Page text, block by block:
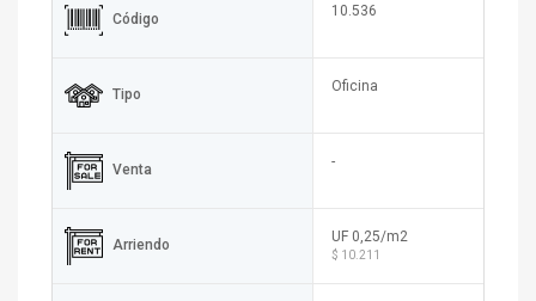
Código
10.536
Tipo
Oficina
Venta
-
Arriendo
UF 0,25/m2
$ 10.211